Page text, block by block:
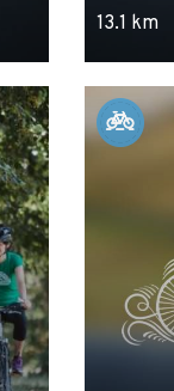
13.1 km